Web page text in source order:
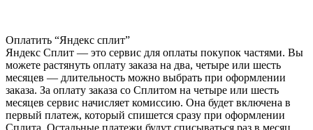
Оплатить “Яндекс сплит”
Яндекс Cплит — это сервис для оплаты покупок частями. Вы
можете растянуть оплату заказа на два, четыре или шесть
месяцев — длительность можно выбрать при оформлении
заказа. За оплату заказа со Сплитом на четыре или шесть
месяцев сервис начисляет комиссию. Она будет включена в
первый платеж, который спишется сразу при оформлении
Сплита. Остальные платежи будут списываться раз в месяц.